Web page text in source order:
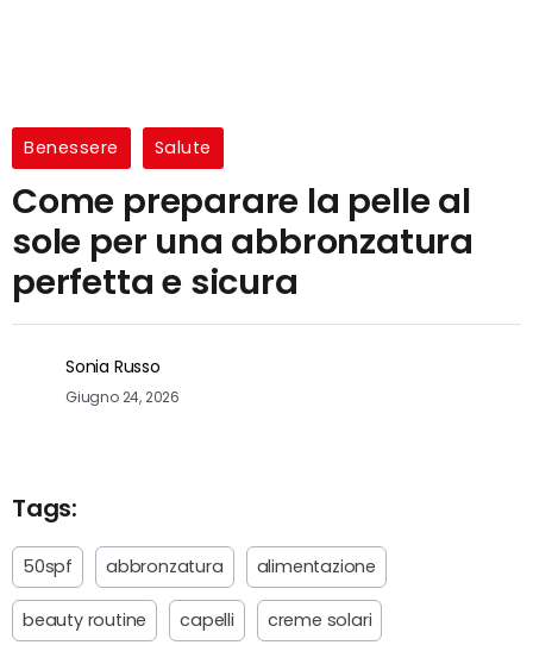
Benessere Salute
Come preparare la pelle al
sole per una abbronzatura
perfetta e sicura
Sonia Russo
Giugno 24, 2026
Tags:
50spf abbronzatura alimentazione
beauty routine capelli creme solari